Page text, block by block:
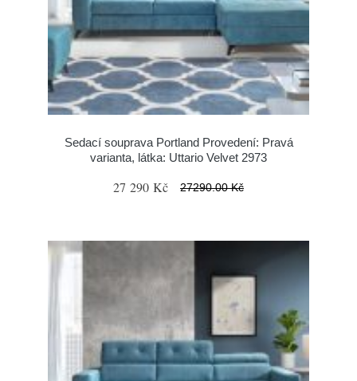
Sedací souprava Portland Provedení: Pravá
varianta, látka: Uttario Velvet 2973
27 290 Kč 27290.00 Kč